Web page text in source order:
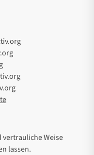
vertrauliche Weise
lassen.